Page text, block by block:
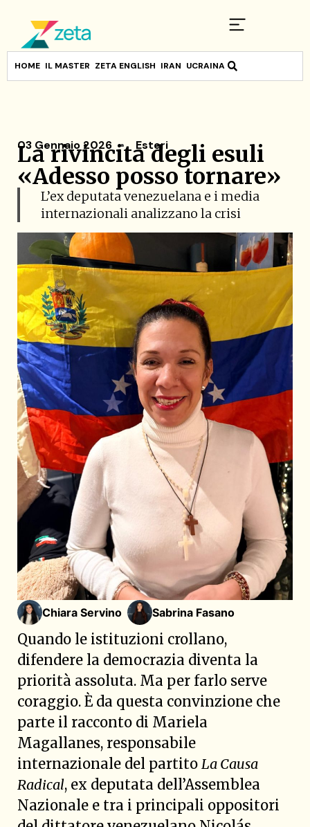
HOME IL MASTER ZETA ENGLISH IRAN UCRAINA
03 Gennaio 2026 Esteri
La rivincita degli esuli
«Adesso posso tornare»
L’ex deputata venezuelana e i media
internazionali analizzano la crisi
Chiara Servino Sabrina Fasano
Quando le istituzioni crollano,
difendere la democrazia diventa la
priorità assoluta. Ma per farlo serve
coraggio. È da questa convinzione che
parte il racconto di Mariela
Magallanes, responsabile
internazionale del partito La Causa
Radical, ex deputata dell’Assemblea
Nazionale e tra i principali oppositori